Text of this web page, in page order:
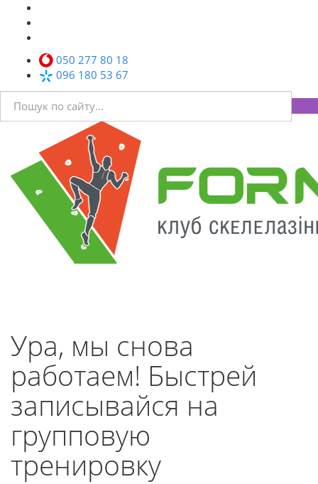
050 277 80 18
096 180 53 67
Ура, мы снова
работаем! Быстрей
записывайся на
групповую
тренировку